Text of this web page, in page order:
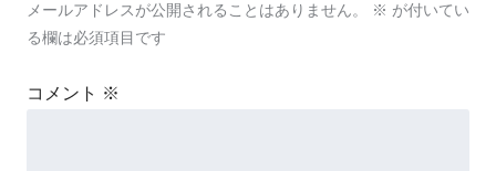
メールアドレスが公開されることはありません。 ※ が付いてい
る欄は必須項目です
コメント ※